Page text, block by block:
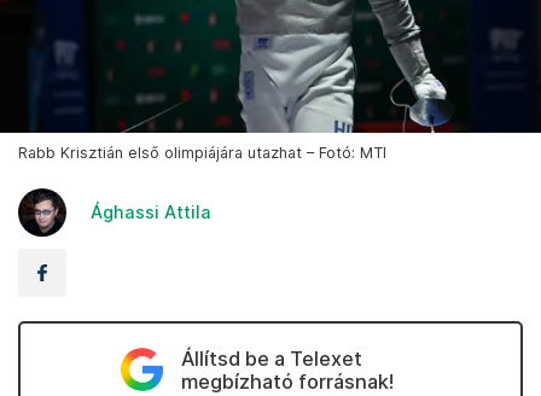
Rabb Krisztián első olimpiájára utazhat – Fotó: MTI
Ághassi Attila
Állítsd be a Telexet
megbízható forrásnak!